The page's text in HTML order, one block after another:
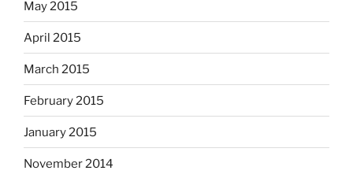
May 2015
April 2015
March 2015
February 2015
January 2015
November 2014